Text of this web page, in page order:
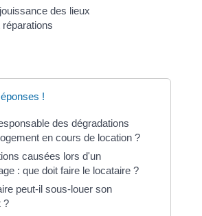
des lieux
réparations
!
des dégradations
en cours de location ?
causées lors d'un
: que doit faire le locataire ?
peut-il sous-louer son
?